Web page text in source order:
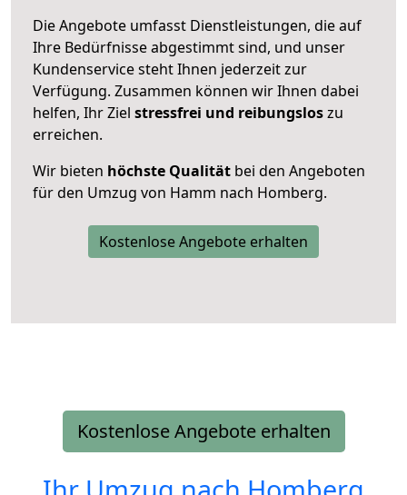
Die Angebote umfasst Dienstleistungen, die auf
Ihre Bedürfnisse abgestimmt sind, und unser
Kundenservice steht Ihnen jederzeit zur
Verfügung. Zusammen können wir Ihnen dabei
helfen, Ihr Ziel stressfrei und reibungsloszu
erreichen.
Wir bieten höchste Qualität bei den Angeboten
für den Umzug von Hamm nach Homberg.
Kostenlose Angebote erhalten
Kostenlose Angebote erhalten